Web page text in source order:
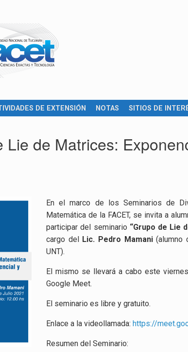
DE EXTENSIÓN NOTAS SITIOS DE
Lie de Matrices:
En el marco de los Seminarios de
Matemática de la FACET, se invita a
participar del seminario “Grupo de Lie
cargo del Lic. Pedro Mamani(alumno
UNT).
El mismo se llevará a cabo este
Google Meet.
El seminario es libre y gratuito.
Enlace a la videollamada:https://
Resumen del Seminario: